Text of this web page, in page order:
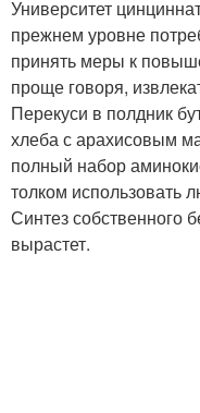
Университет
прежнем уровне
принять меры к
проще говоря,
Перекуси в полдник
хлеба с арахисовым
полный набор
толком использовать
Синтез собственного
вырастет.